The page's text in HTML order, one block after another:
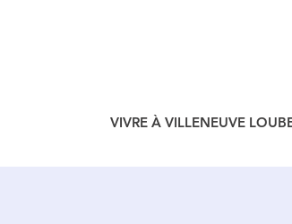
VIVRE À VILLENEUVE